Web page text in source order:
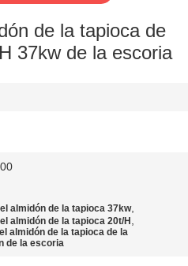
de la tapioca de
37kw de la escoria
almidón de la tapioca 37kw,
almidón de la tapioca 20t/H ,
almidón de la tapioca de la
de la escoria